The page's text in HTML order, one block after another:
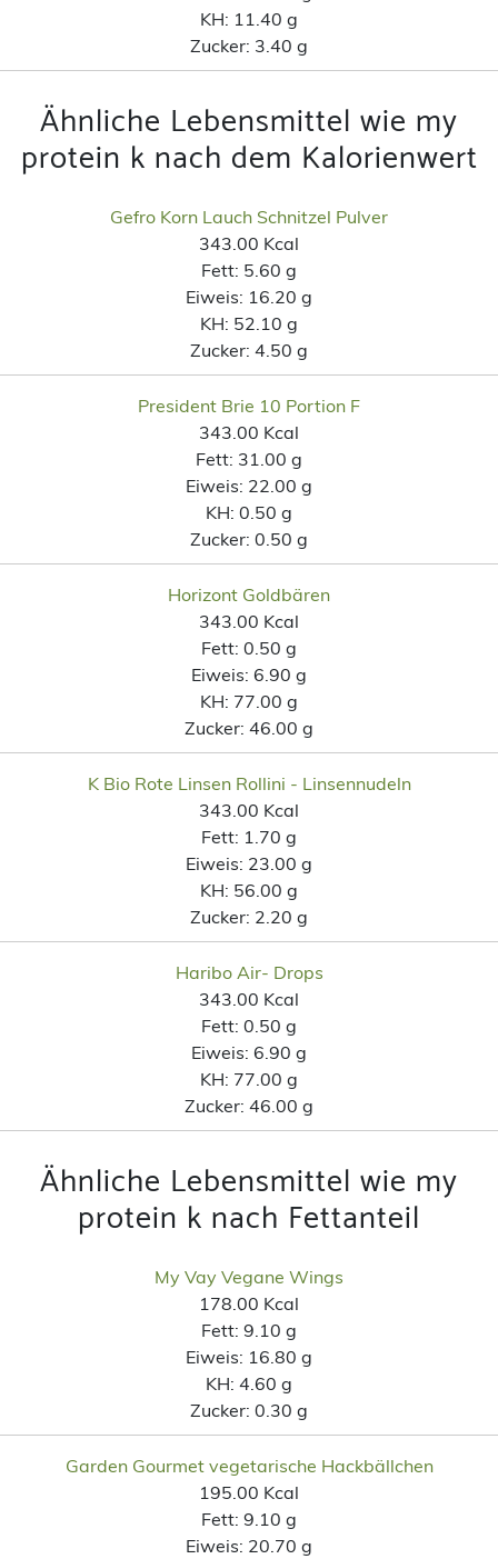
KH: 11.40 g
Zucker: 3.40 g
Ähnliche Lebensmittel wie my
protein k nach dem Kalorienwert
Gefro Korn Lauch Schnitzel Pulver
343.00 Kcal
Fett: 5.60 g
Eiweis: 16.20 g
KH: 52.10 g
Zucker: 4.50 g
President Brie 10 Portion F
343.00 Kcal
Fett: 31.00 g
Eiweis: 22.00 g
KH: 0.50 g
Zucker: 0.50 g
Horizont Goldbären
343.00 Kcal
Fett: 0.50 g
Eiweis: 6.90 g
KH: 77.00 g
Zucker: 46.00 g
K Bio Rote Linsen Rollini - Linsennudeln
343.00 Kcal
Fett: 1.70 g
Eiweis: 23.00 g
KH: 56.00 g
Zucker: 2.20 g
Haribo Air- Drops
343.00 Kcal
Fett: 0.50 g
Eiweis: 6.90 g
KH: 77.00 g
Zucker: 46.00 g
Ähnliche Lebensmittel wie my
protein k nach Fettanteil
My Vay Vegane Wings
178.00 Kcal
Fett: 9.10 g
Eiweis: 16.80 g
KH: 4.60 g
Zucker: 0.30 g
Garden Gourmet vegetarische Hackbällchen
195.00 Kcal
Fett: 9.10 g
Eiweis: 20.70 g